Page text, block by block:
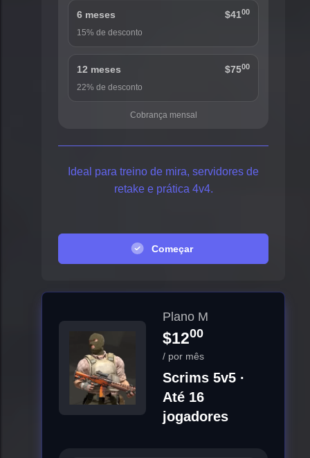
6 meses $4100
15% de desconto
12 meses $7500
22% de desconto
Cobrança mensal
Ideal para treino de mira, servidores de
retake e prática 4v4.
Começar
Plano M
$1200
/ por mês
Scrims 5v5 ·
Até 16
jogadores